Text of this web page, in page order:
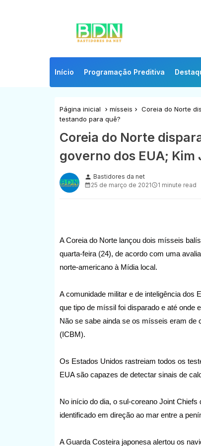
Início Programação Preditiva
Página inicial mísseis
Coreia do Norte
testando para quê?
Coreia do Norte
governo dos EUA;
person Bastidores da net
25 de março de 2021
1 minute read
A Coreia do Norte lançou dois mísseis
quarta-feira (24), de acordo com uma
norte-americano à Mídia local.
A comunidade militar e de inteligência dos
que tipo de míssil foi disparado e até onde
Não se sabe ainda se os mísseis eram de
(ICBM).
Os Estados Unidos rastreiam todos os
EUA são capazes de detectar sinais de
No início do dia, o sul-coreano Joint
identificado em direção ao mar entre a
A Guarda Costeira japonesa alertou os